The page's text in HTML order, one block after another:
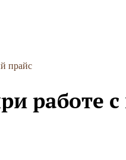
прайс
работе